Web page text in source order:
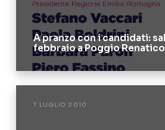
A pranzo con i candidati:
febbraio a Poggio Renatico
7 LUGLIO 2010